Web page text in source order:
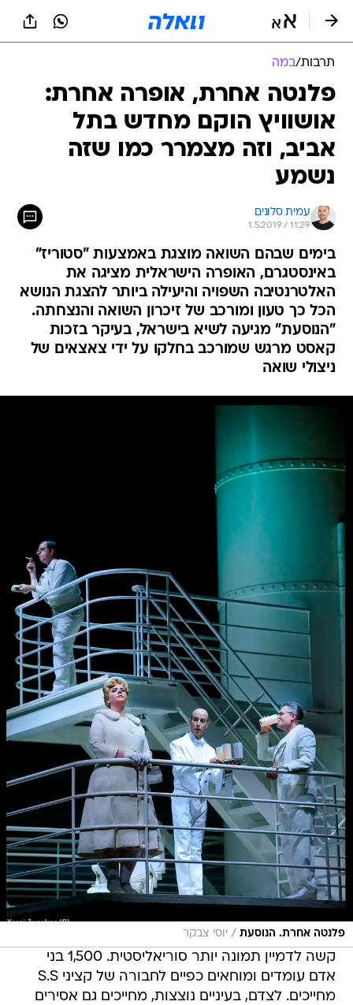
תרבות/במה
פלנטה אחרת, אופרה אחרת:
אושוויץ הוקם מחדש בתל
אביב, וזה מצמרר כמו שזה
נשמע
עמית סלונים
1.5.2019 / 11:29
בימים שבהם השואה מוצגת באמצעות "סטוריז"
באינסטגרם, האופרה הישראלית מציגה את
האלטרנטיבה השפויה והיעילה ביותר להצגת הנושא
הכל כך טעון ומורכב של זיכרון השואה והנצחתה.
"הנוסעת" מגיעה לשיא בישראל, בעיקר בזכות
קאסט מרגש שמורכב בחלקו על ידי צאצאים של
ניצולי שואה
פלנטה אחרת. הנוסעת / יוסי צבקר
קשה לדמיין תמונה יותר סוריאליסטית. 1,500 בני
אדם עומדים ומוחאים כפיים לחבורה של קציני S.S
מחייכים. לצדם, בעיניים נוצצות, מחייכים גם אסירים